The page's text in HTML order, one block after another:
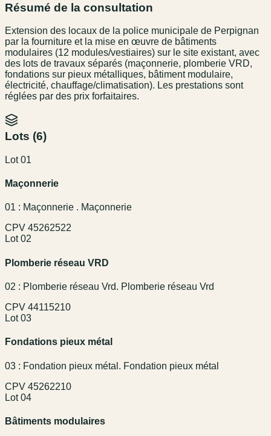
Résumé de la consultation
Extension des locaux de la police municipale de Perpignan
par la fourniture et la mise en œuvre de bâtiments
modulaires (12 modules/vestiaires) sur le site existant, avec
des lots de travaux séparés (maçonnerie, plomberie VRD,
fondations sur pieux métalliques, bâtiment modulaire,
électricité, chauffage/climatisation). Les prestations sont
réglées par des prix forfaitaires.
Lots (6)
Lot 01
Maçonnerie
01 : Maçonnerie . Maçonnerie
CPV 45262522
Lot 02
Plomberie réseau VRD
02 : Plomberie réseau Vrd. Plomberie réseau Vrd
CPV 44115210
Lot 03
Fondations pieux métal
03 : Fondation pieux métal. Fondation pieux métal
CPV 45262210
Lot 04
Bâtiments modulaires